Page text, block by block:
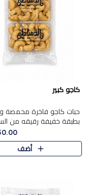
كاجو كبير
حبات كاجو فاخرة محمصة
بطبقة خفيفة رقيقه من
المكرمل، تجمع بين توازن
زبدية غنية فاخرة والقرمشة
المرضية في حلوى شرقية
150.00
أضف